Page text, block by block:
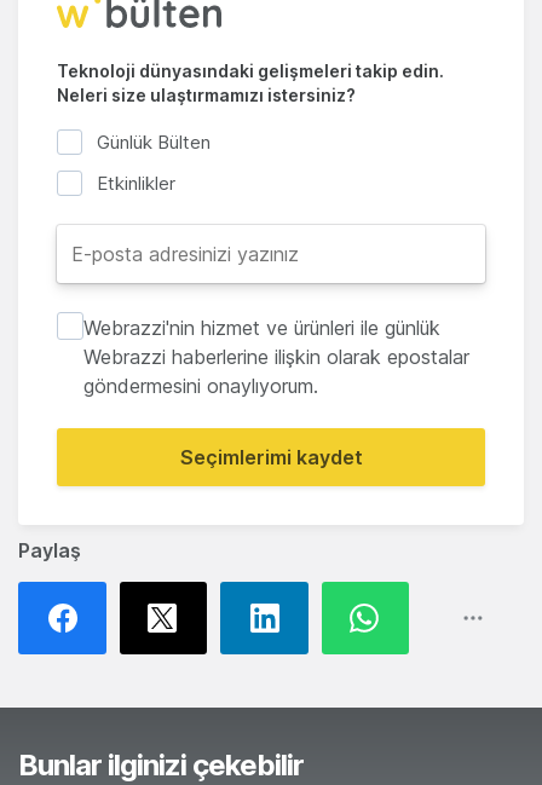
Paylaş
Teknoloji dünyasındaki gelişmeleri takip edin.
Neleri size ulaştırmamızı istersiniz?
Günlük Bülten
Etkinlikler
Webrazzi'nin hizmet ve ürünleri ile günlük
Webrazzi haberlerine ilişkin olarak epostalar
göndermesini onaylıyorum.
Seçimlerimi kaydet
Bunlar ilginizi çekebilir